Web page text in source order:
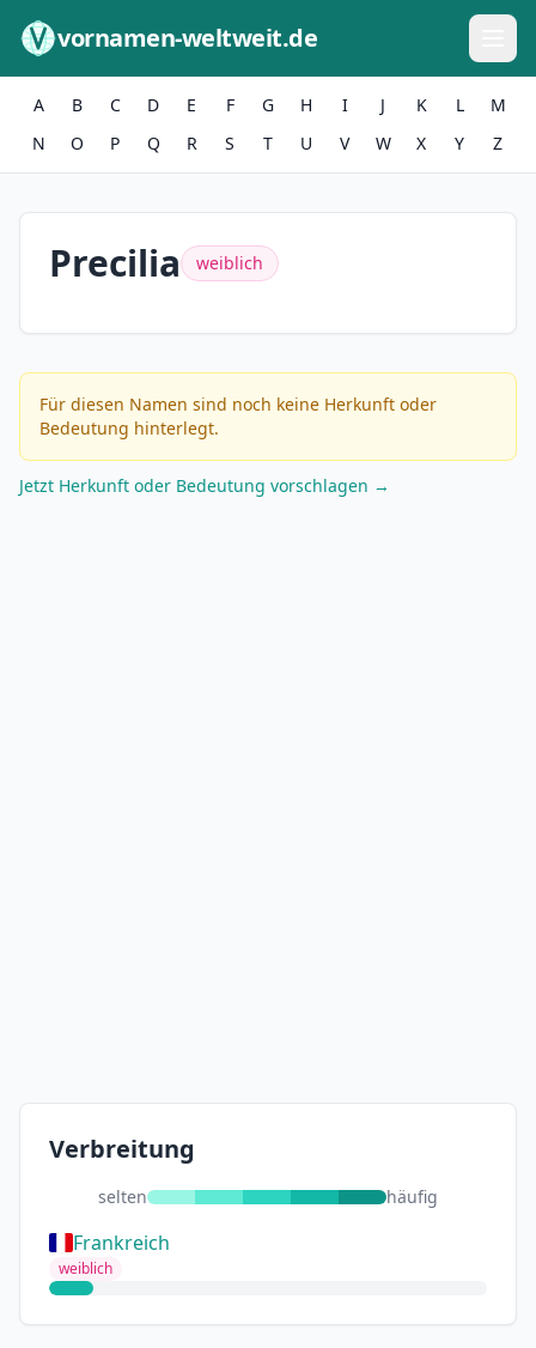
vornamen-weltweit.de
A B C D E F G H I J K L
M
N
O P Q R S T U V W X Y Z
Precilia weiblich
Für diesen Namen sind noch keine Herkunft oder
Bedeutung hinterlegt.
Jetzt Herkunft oder Bedeutung vorschlagen →
Verbreitung
selten häufig
Frankreich
weiblich